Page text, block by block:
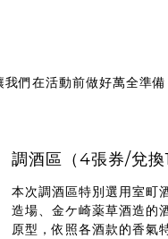
我們在活動前做好萬全準備
調酒區（4張券/兌換1
本次調酒區特別選用室町
造場、金ケ崎薬草酒造的
原型，依照各酒款的香氣